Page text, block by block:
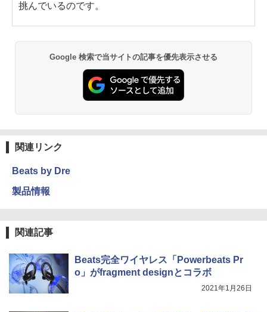
挑んでいるのです。
Google 検索で当サイトの記事を優先表示させる
関連リンク
Beats by Dre
製品情報
関連記事
Beats完全ワイヤレス「Powerbeats Pr
o」がfragment designとコラボ
2021年1月26日